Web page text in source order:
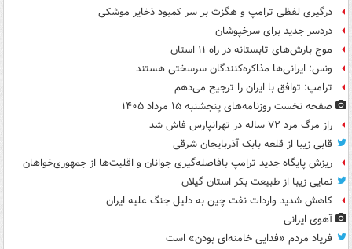
درگیری لفظی ترامپ و هگزث بر سر کمبود ذخایر موشکی
دردسر جدید برای سرخپوشان
موج بارش‌های تابستانه در راه ۱۱ استان
ونس: ایرانی‌ها مذاکره‌کنندگان سرسختی هستند
ترامپ: توافق با ایران را ترجیح می‌دهم
صفحه نخست روزنامه‌های پنجشنبه ۱۵ مرداد ۱۴۰۵
راز مرگ مرد ۷۲ ساله در تهرانپارس فاش شد
قابی زیبا از قلعه بابک آذربایجان شرقی
ریزش پایگاه جدید ترامپ بافاصله‌گیری جوانان و اقلیت‌ها از جمهوری‌خواهان
نمایی زیبا از طبیعت بکر استان گیلان
کاهش شدید واردات نفت چین به دلیل جنگ علیه ایران
آهوی ایرانی
فریاد مردم «فدایی خامنه‌ای بودن» است